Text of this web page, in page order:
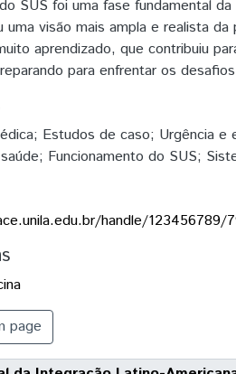
SUS foi uma fase fundamental
uma visão mais ampla e realista
aprendizado, que contribuiu
para enfrentar os
Estudos de caso; Urgência e
Funcionamento do SUS;
handle/123456789/
page